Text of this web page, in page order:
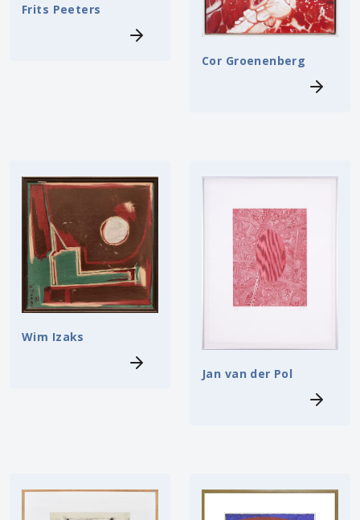
Frits Peeters
Cor Groenenberg
Wim Izaks
Jan van der Pol